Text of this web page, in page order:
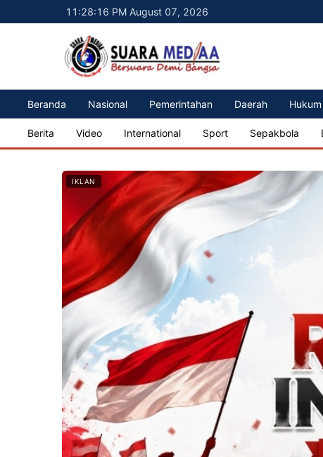
11:28:18 PM August 07, 2026
Beranda Nasional Pemerintahan Daerah Hukum
Berita Video International Sport Sepakbola
IKLAN